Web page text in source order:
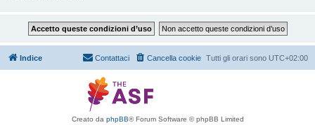
Indice Tutti gli orari sono UTC+02:00
Cancella cookie
Contattaci
Creato da phpBB® Forum Software © phpBB Limited